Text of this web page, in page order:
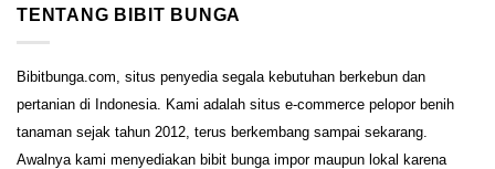
TENTANG BIBIT BUNGA
Bibitbunga.com, situs penyedia segala kebutuhan berkebun dan
pertanian di Indonesia. Kami adalah situs e-commerce pelopor benih
tanaman sejak tahun 2012, terus berkembang sampai sekarang.
Awalnya kami menyediakan bibit bunga impor maupun lokal karena